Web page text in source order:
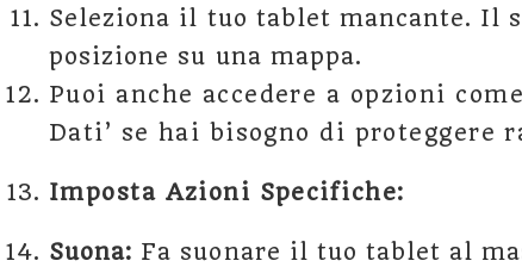
Seleziona il tuo tablet mancante. Il
posizione su una mappa.
Puoi anche accedere a opzioni come
Dati’ se hai bisogno di
Imposta Azioni Specifiche:
Suona: Fa suonare il tuo tablet al